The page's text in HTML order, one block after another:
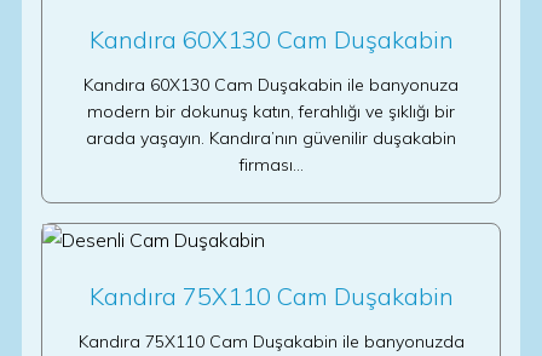
Kandıra 60X130 Cam Duşakabin
Kandıra 60X130 Cam Duşakabin ile banyonuza
modern bir dokunuş katın, ferahlığı ve şıklığı bir
arada yaşayın. Kandıra’nın güvenilir duşakabin
firması…
Kandıra 75X110 Cam Duşakabin
Kandıra 75X110 Cam Duşakabin ile banyonuzda